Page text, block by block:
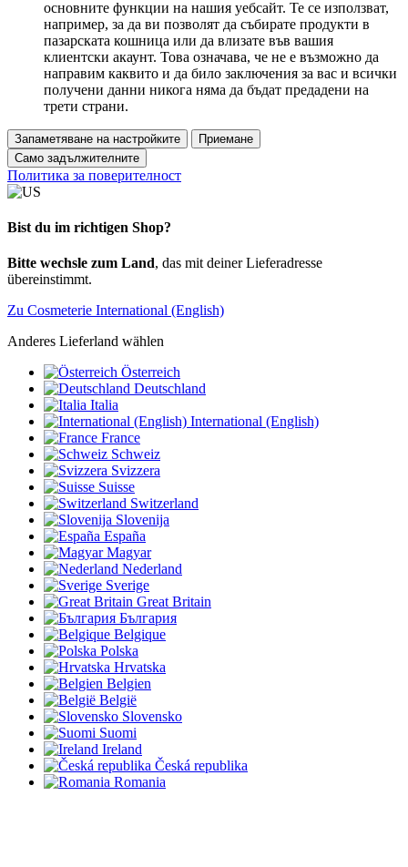
основните функции на нашия уебсайт. Те се използват,
например, за да ви позволят да събирате продукти в
пазарската кошница или да влизате във вашия
клиентски акаунт. Това означава, че не е възможно да
направим каквито и да било заключения за вас и всички
получени данни никога няма да бъдат предадени на
трети страни.
Запаметяване на настройките
Приемане
Само задължителните
Политика за поверителност
Bist du im richtigen Shop?
Bitte wechsle zum Land, das mit deiner Lieferadresse
übereinstimmt.
Zu Cosmeterie International (English)
Anderes Lieferland wählen
Österreich
Deutschland
Italia
International (English)
France
Schweiz
Svizzera
Suisse
Switzerland
Slovenija
España
Magyar
Nederland
Sverige
Great Britain
България
Belgique
Polska
Hrvatska
Belgien
België
Slovensko
Suomi
Ireland
Česká republika
Romania